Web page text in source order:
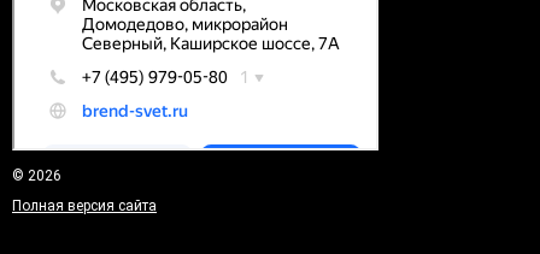
© 2026
Полная версия сайта